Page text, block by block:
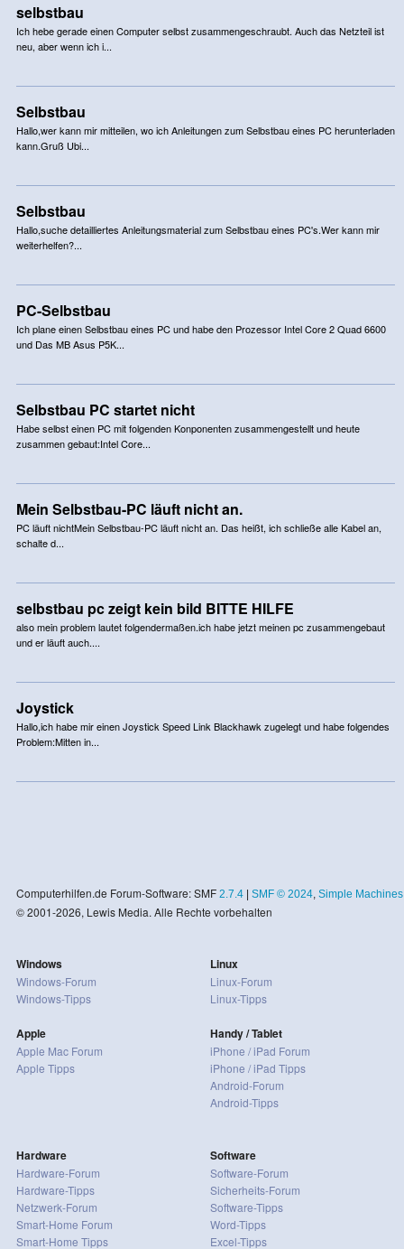
selbstbau
Ich hebe gerade einen Computer selbst zusammengeschraubt. Auch das Netzteil ist
neu, aber wenn ich i...
Selbstbau
Hallo,wer kann mir mitteilen, wo ich Anleitungen zum Selbstbau eines PC herunterladen
kann.Gruß Ubi...
Selbstbau
Hallo,suche detailliertes Anleitungsmaterial zum Selbstbau eines PC's.Wer kann mir
weiterhelfen?...
PC-Selbstbau
Ich plane einen Selbstbau eines PC und habe den Prozessor Intel Core 2 Quad 6600
und Das MB Asus P5K...
Selbstbau PC startet nicht
Habe selbst einen PC mit folgenden Konponenten zusammengestellt und heute
zusammen gebaut:Intel Core...
Mein Selbstbau-PC läuft nicht an.
PC läuft nichtMein Selbstbau-PC läuft nicht an. Das heißt, ich schließe alle Kabel an,
schalte d...
selbstbau pc zeigt kein bild BITTE HILFE
also mein problem lautet folgendermaßen.ich habe jetzt meinen pc zusammengebaut
und er läuft auch....
Joystick
Hallo,ich habe mir einen Joystick Speed Link Blackhawk zugelegt und habe folgendes
Problem:Mitten in...
Computerhilfen.de Forum-Software: SMF 2.7.4| SMF © 2024, Simple Machines
© 2001-2026, Lewis Media. Alle Rechte vorbehalten
Windows
Windows-Forum
Windows-Tipps
Apple
Apple Mac Forum
Apple Tipps
Linux
Linux-Forum
Linux-Tipps
Handy / Tablet
iPhone / iPad Forum
iPhone / iPad Tipps
Android-Forum
Android-Tipps
Hardware
Hardware-Forum
Hardware-Tipps
Netzwerk-Forum
Smart-Home Forum
Smart-Home Tipps
Software
Software-Forum
Sicherheits-Forum
Software-Tipps
Word-Tipps
Excel-Tipps